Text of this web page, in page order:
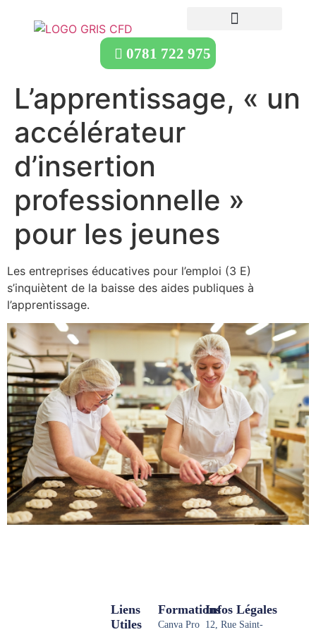
0781 722 975
L’apprentissage, « un
accélérateur
d’insertion
professionnelle »
pour les jeunes
Les entreprises éducatives pour l’emploi (3 E)
s’inquiètent de la baisse des aides publiques à
l’apprentissage.
Formations
Canva Pro
Liens
Utiles
Infos Légales
12, Rue Saint-